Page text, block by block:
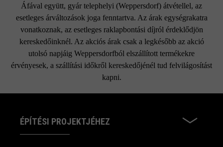
Áfával együtt, gyár telephelyi (Weppersdorf) átvétellel, az
esetleges árváltozások joga fenntartva. Az árak egységrakatra
vonatkoznak, az esetleges raklapbontási díjról érdeklődjön
kereskedőinknél. Az akciós árak csak a legkésőbb az akció
utolsó napjáig Weppersdorfból elszállított termékekre
érvényesek, a szállítási időkről kereskedőjénél tud felvilágosítást
kapni.
ÉPÍTÉSI PROJEKTJÉHEZ